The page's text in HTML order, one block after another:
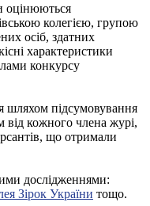
оцінюються
колегією, групою
осіб, здатних
характеристики
конкурсу
шляхом підсумовування
від кожного члена журі,
що отримали
дослідженнями:
Зірок України тощо.